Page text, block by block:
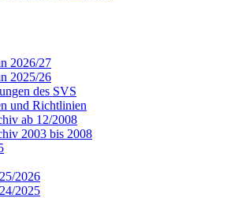
2026/27
2025/26
des SVS
und Richtlinien
ab 12/2008
2003 bis 2008
2026
2025